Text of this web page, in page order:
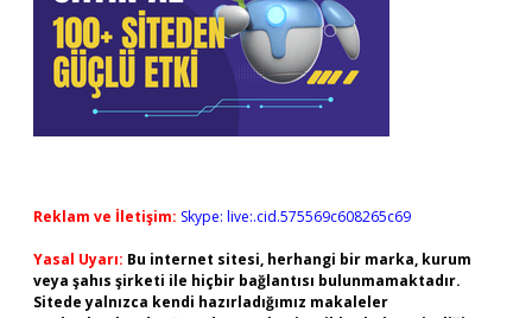
Reklam ve İletişim: Skype: live:.cid.575569c608265c69
Yasal Uyarı: Bu internet sitesi, herhangi bir marka, kurum
veya şahıs şirketi ile hiçbir bağlantısı bulunmamaktadır.
Sitede yalnızca kendi hazırladığımız makaleler